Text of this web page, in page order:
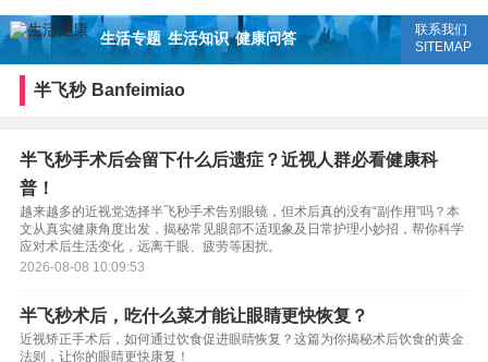
生活专题 生活知识 健康问答
联系我们
SITEMAP
半飞秒 Banfeimiao
半飞秒手术后会留下什么后遗症？近视人群必看健康科
普！
越来越多的近视党选择半飞秒手术告别眼镜，但术后真的没有“副作用”吗？本
文从真实健康角度出发，揭秘常见眼部不适现象及日常护理小妙招，帮你科学
应对术后生活变化，远离干眼、疲劳等困扰。
2026-08-08 10:09:53
半飞秒术后，吃什么菜才能让眼睛更快恢复？
近视矫正手术后，如何通过饮食促进眼睛恢复？这篇为你揭秘术后饮食的黄金
法则，让你的眼睛更快康复！